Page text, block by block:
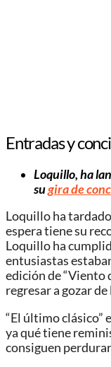
Entradas y
Loquillo, ha
sugira de
Loquillo ha
espera tiene su
Loquillo ha
entusiastas
edición de “Viento
regresar a gozar
“El último clásico”
ya qué tiene
consiguen